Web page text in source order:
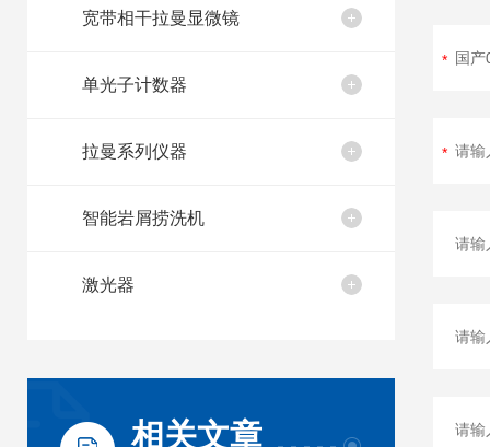
宽带相干拉曼显微镜
单光子计数器
拉曼系列仪器
智能岩屑捞洗机
激光器
相关文章